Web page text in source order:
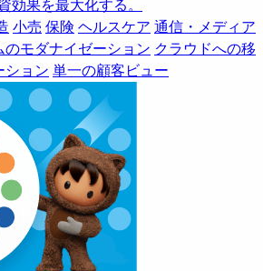
果を最大化する。
小売 保険 ヘルスケア 通信・メディア
のモダナイゼーション クラウドへの移
ション 単一の顧客ビュー